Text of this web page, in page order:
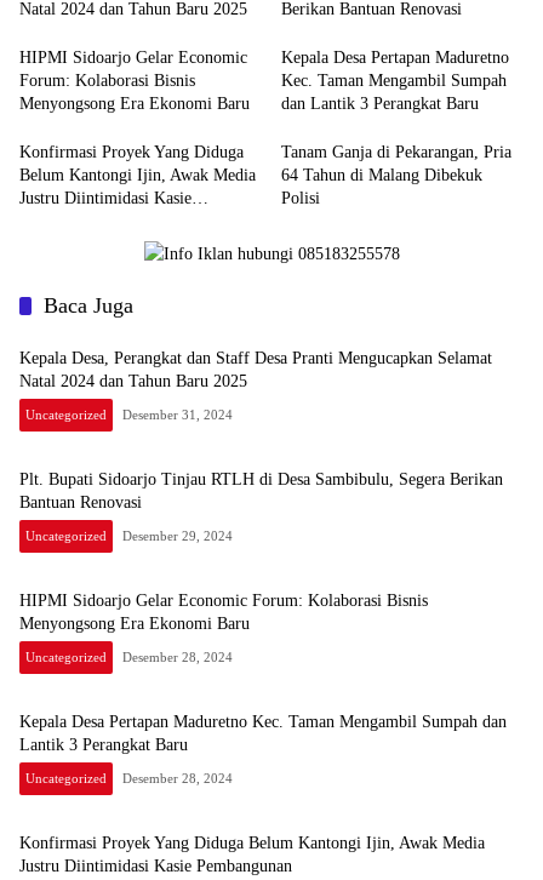
Natal 2024 dan Tahun Baru 2025 Berikan Bantuan Renovasi
HIPMI Sidoarjo Gelar Economic
Forum: Kolaborasi Bisnis
Menyongsong Era Ekonomi Baru
Kepala Desa Pertapan Maduretno
Kec. Taman Mengambil Sumpah
dan Lantik 3 Perangkat Baru
Konfirmasi Proyek Yang Diduga
Belum Kantongi Ijin, Awak Media
Justru Diintimidasi Kasie
Tanam Ganja di Pekarangan, Pria
64 Tahun di Malang Dibekuk
Polisi
Baca Juga
Kepala Desa, Perangkat dan Staff Desa Pranti Mengucapkan Selamat
Natal 2024 dan Tahun Baru 2025
Uncategorized Desember 31, 2024
Plt. Bupati Sidoarjo Tinjau RTLH di Desa Sambibulu, Segera Berikan
Bantuan Renovasi
Uncategorized Desember 29, 2024
HIPMI Sidoarjo Gelar Economic Forum: Kolaborasi Bisnis
Menyongsong Era Ekonomi Baru
Uncategorized Desember 28, 2024
Kepala Desa Pertapan Maduretno Kec. Taman Mengambil Sumpah dan
Lantik 3 Perangkat Baru
Uncategorized Desember 28, 2024
Konfirmasi Proyek Yang Diduga Belum Kantongi Ijin, Awak Media
Justru Diintimidasi Kasie Pembangunan